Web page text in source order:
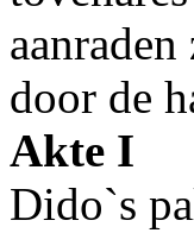
door de
Akte I
Dido`s